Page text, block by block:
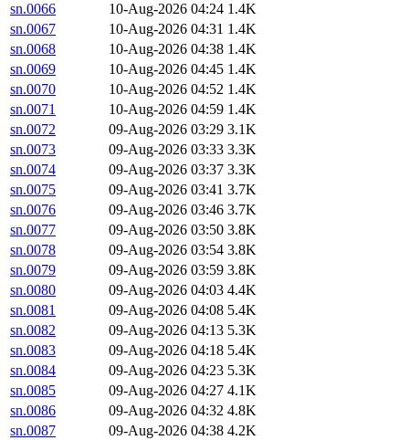
sn.0066
10-Aug-2026 04:24 1.4K
sn.0067
10-Aug-2026 04:31 1.4K
sn.0068
10-Aug-2026 04:38 1.4K
sn.0069
10-Aug-2026 04:45 1.4K
sn.0070
10-Aug-2026 04:52 1.4K
sn.0071
10-Aug-2026 04:59 1.4K
sn.0072
09-Aug-2026 03:29 3.1K
sn.0073
09-Aug-2026 03:33 3.3K
sn.0074
09-Aug-2026 03:37 3.3K
sn.0075
09-Aug-2026 03:41 3.7K
sn.0076
09-Aug-2026 03:46 3.7K
sn.0077
09-Aug-2026 03:50 3.8K
sn.0078
09-Aug-2026 03:54 3.8K
sn.0079
09-Aug-2026 03:59 3.8K
sn.0080
09-Aug-2026 04:03 4.4K
sn.0081
09-Aug-2026 04:08 5.4K
sn.0082
09-Aug-2026 04:13 5.3K
sn.0083
09-Aug-2026 04:18 5.4K
sn.0084
09-Aug-2026 04:23 5.3K
sn.0085
09-Aug-2026 04:27 4.1K
sn.0086
09-Aug-2026 04:32 4.8K
sn.0087
09-Aug-2026 04:38 4.2K